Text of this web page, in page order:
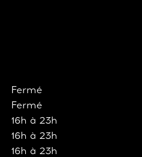
Fermé
Fermé
16h à 23h
16h à 23h
16h à 23h